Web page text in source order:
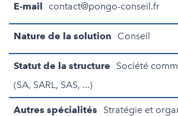
E-mail contact@pongo-conseil.fr
Nature de la solution Conseil
Statut de la structure
Société
(SA, SARL, SAS, ...)
Autres spécialités
Stratégie et